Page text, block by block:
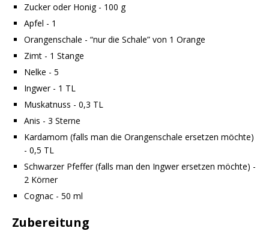
Zucker oder Honig - 100 g
Apfel - 1
Orangenschale - “nur die Schale” von 1 Orange
Zimt - 1 Stange
Nelke - 5
Ingwer - 1 TL
Muskatnuss - 0,3 TL
Anis - 3 Sterne
Kardamom (falls man die Orangenschale ersetzen möchte)
- 0,5 TL
Schwarzer Pfeffer (falls man den Ingwer ersetzen möchte) -
2 Körner
Cognac - 50 ml
Zubereitung